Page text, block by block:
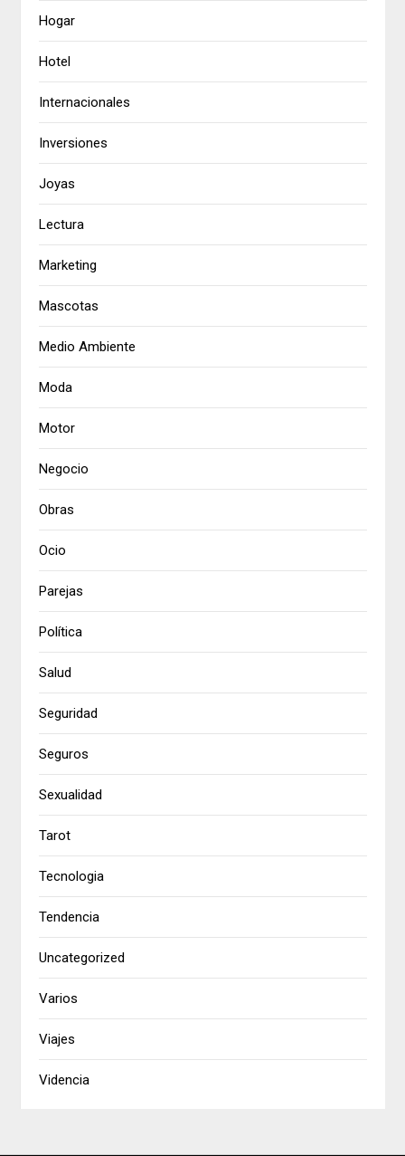
Hogar
Hotel
Internacionales
Inversiones
Joyas
Lectura
Marketing
Mascotas
Medio Ambiente
Moda
Motor
Negocio
Obras
Ocio
Parejas
Política
Salud
Seguridad
Seguros
Sexualidad
Tarot
Tecnologia
Tendencia
Uncategorized
Varios
Viajes
Videncia